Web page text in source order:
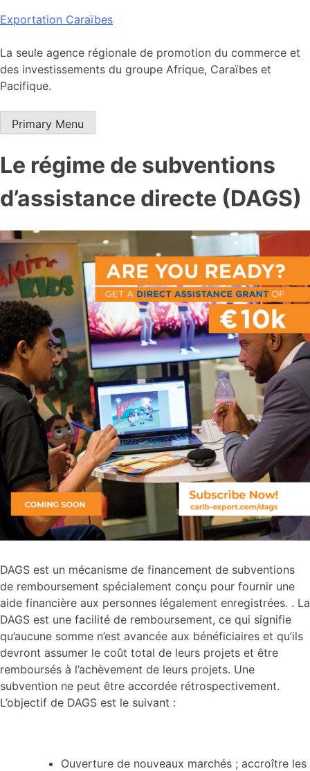
Skip
content
Exportation Caraïbes
La seule agence régionale de promotion du commerce et
des investissements du groupe Afrique, Caraïbes et
Pacifique.
Primary Menu
Le régime de subventions
d’assistance directe (DAGS)
DAGS est un mécanisme de financement de subventions
de remboursement spécialement conçu pour fournir une
aide financière aux personnes légalement enregistrées. . La
DAGS est une facilité de remboursement, ce qui signifie
qu’aucune somme n’est avancée aux bénéficiaires et qu’ils
devront assumer le coût total de leurs projets et être
remboursés à l’achèvement de leurs projets. Une
subvention ne peut être accordée rétrospectivement.
L’objectif de DAGS est le suivant :
Ouverture de nouveaux marchés ; accroître les